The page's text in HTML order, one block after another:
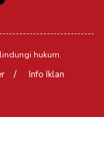
hukum.
Info Iklan